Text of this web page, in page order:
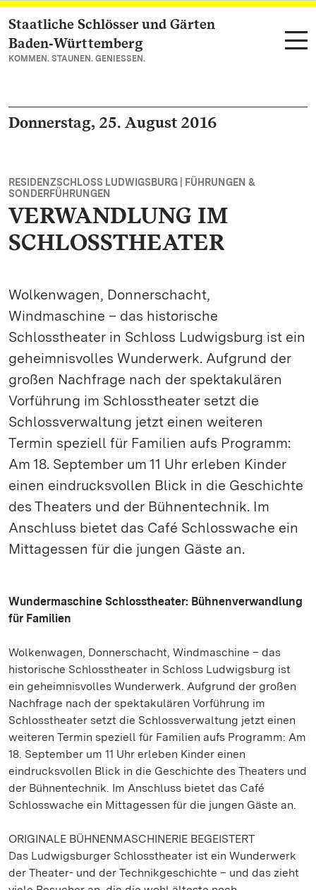
Zum Hauptinhalt springen
Staatliche Schlösser und Gärten
Baden‑Württemberg
KOMMEN. STAUNEN. GENIESSEN.
Donnerstag, 25. August 2016
RESIDENZSCHLOSS LUDWIGSBURG | FÜHRUNGEN &
SONDERFÜHRUNGEN
VERWANDLUNG IM
SCHLOSSTHEATER
Wolkenwagen, Donnerschacht,
Windmaschine – das historische
Schlosstheater in Schloss Ludwigsburg ist ein
geheimnisvolles Wunderwerk. Aufgrund der
großen Nachfrage nach der spektakulären
Vorführung im Schlosstheater setzt die
Schlossverwaltung jetzt einen weiteren
Termin speziell für Familien aufs Programm:
Am 18. September um 11 Uhr erleben Kinder
einen eindrucksvollen Blick in die Geschichte
des Theaters und der Bühnentechnik. Im
Anschluss bietet das Café Schlosswache ein
Mittagessen für die jungen Gäste an.
Wundermaschine Schlosstheater: Bühnenverwandlung
für Familien
Wolkenwagen, Donnerschacht, Windmaschine – das
historische Schlosstheater in Schloss Ludwigsburg ist
ein geheimnisvolles Wunderwerk. Aufgrund der großen
Nachfrage nach der spektakulären Vorführung im
Schlosstheater setzt die Schlossverwaltung jetzt einen
weiteren Termin speziell für Familien aufs Programm: Am
18. September um 11 Uhr erleben Kinder einen
eindrucksvollen Blick in die Geschichte des Theaters und
der Bühnentechnik. Im Anschluss bietet das Café
Schlosswache ein Mittagessen für die jungen Gäste an.
ORIGINALE BÜHNENMASCHINERIE BEGEISTERT
Das Ludwigsburger Schlosstheater ist ein Wunderwerk
der Theater- und der Technikgeschichte – und das zieht